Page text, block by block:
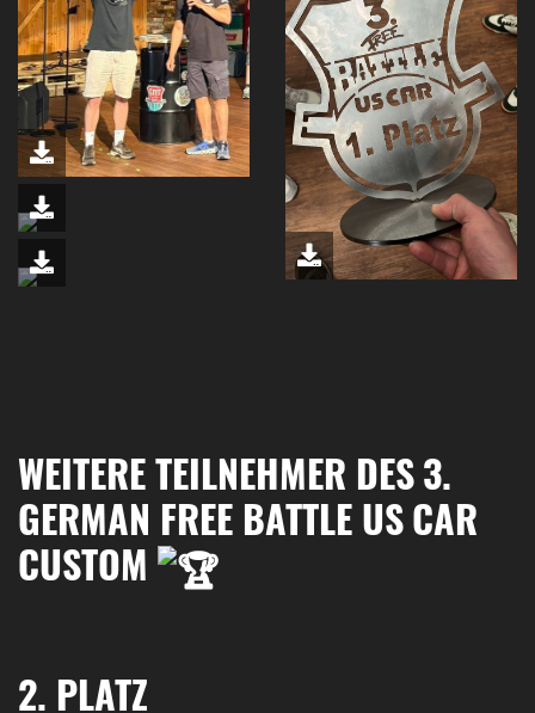
WEITERE TEILNEHMER DES 3.
GERMAN FREE BATTLE US CAR
CUSTOM
2. PLATZ